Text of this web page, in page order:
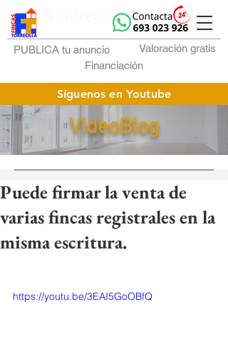
Fincas Torrecilla
PUBLICA tu anuncio
Valoración gratis
Financiación
Síguenos en Youtube
VideoBlog
Puede firmar la venta de
varias fincas registrales en la
misma escritura.
https://youtu.be/3EAI5GoOBfQ